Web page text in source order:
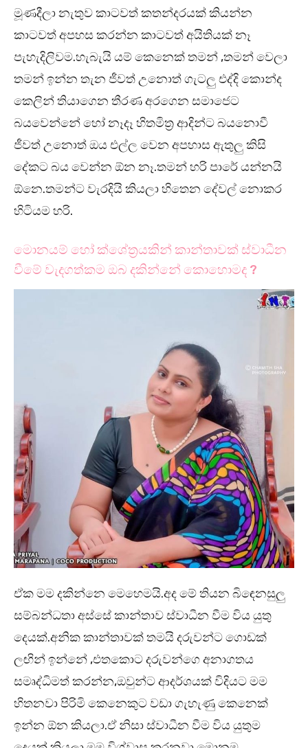
මූණදීලා නැතුව කාටවත් කතන්දරයක් කියන්න
කාටවත් අපහස කරන්න කාටවත් අයිතියක් නෑ
පැහැදිලිවම.හැබැයි යම් කෙනෙක් තමන් ,තමන් වෙලා
තමන් ඉන්න තැන ජීවත් උනොත් ගැටලු එද්දි කොන්ද
කෙලින් තියාගෙන තීරණ අරගෙන සමාජෙට
බයවෙන්නේ හෝ නෑදෑ හිතමිත්‍ර ආදින්ට බයනොවී
ජීවත් උනොත් ඔය එල්ල වෙන අපහාස ඇතුලු කිසි
දේකට බය වෙන්න ඕන නෑ.තමන් හරි පාරේ යන්නයි
ඕනෙ.තමන්ට වැරදියි කියලා හිතෙන දේවල් නොකර
හිටියම හරි.
මොනයම් හෝ ක්ශේත්‍රයකින් කාන්තාවක් ස්වාධීන
වීමේ වැදගත්කම ඔබ දකින්නේ කොහොමද ?
ඒක මම දකින්නෙ මෙහෙමයි.අද මේ තියන බිඳෙනසුලු
සම්බන්ධතා අස්සේ කාන්තාව ස්වාධීන වීම විය යුතු
දෙයක්.අනික කාන්තාවක් තමයි දරුවන්ට ගොඩක්
ලඟින් ඉන්නේ ,එතකොට දරුවන්ගෙ අනාගතය
සමෘද්ධිමත් කරන්න,ඔවුන්ට ආදර්ශයක් විදියට මම
හිතනවා පිරිමි කෙනෙකුට වඩා ගැහැණු කෙනෙක්
ඉන්න ඕන කියලා.ඒ නිසා ස්වාධීන වීම විය යුතුම